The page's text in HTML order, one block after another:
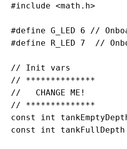
#include <math.h>
#define G_LED 6 //
#define R_LED 7  //
// Init vars
// **************
//   CHANGE ME!
// **************
const int
const int